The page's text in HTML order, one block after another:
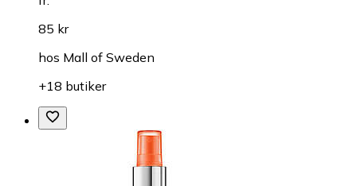
85 kr
hos Mall of Sweden
+18 butiker